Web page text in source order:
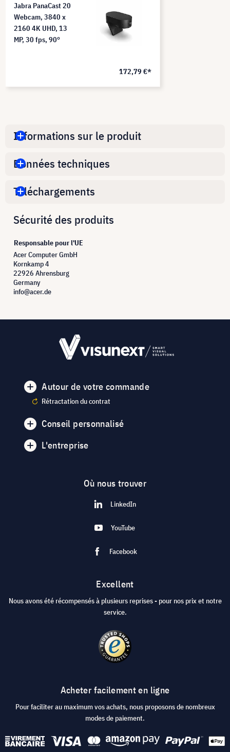
Jabra PanaCast 20
Webcam, 3840 x
2160 4K UHD, 13
MP, 30 fps, 90°
172,79 €*
Informations sur le produit
Données techniques
Téléchargements
Sécurité des produits
Responsable pour l'UE
Acer Computer GmbH
Kornkamp 4
22926 Ahrensburg
Germany
info@acer.de
Autour de votre commande
Rétractation du contrat
Conseil personnalisé
L'entreprise
Où nous trouver
LinkedIn
YouTube
Facebook
Excellent
Nous avons été récompensés à plusieurs reprises - pour nos prix et notre
service.
Acheter facilement en ligne
Pour faciliter au maximum vos achats, nous proposons de nombreux
modes de paiement.